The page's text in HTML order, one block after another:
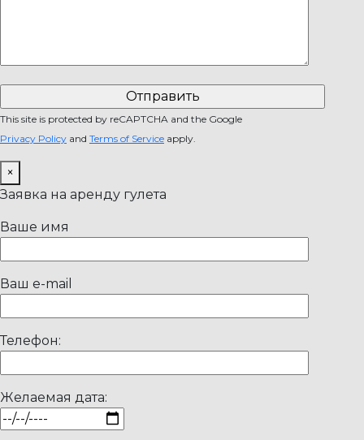
This site is protected by reCAPTCHA and the Google
Privacy Policy and Terms of Service apply.
×
Заявка на аренду гулета
Ваше имя
Ваш e-mail
Телефон:
Желаемая дата: